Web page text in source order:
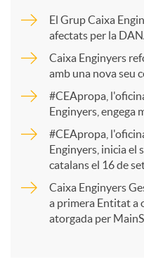
p
a
r
t
El Grup Caixa
afectats per la
Caixa Enginyers
amb una nova seu
#CEApropa,
Enginyers, engega
#CEApropa,
Enginyers, inicia el
catalans el 16 de
Caixa Enginyers
a primera Entitat a
atorgada per